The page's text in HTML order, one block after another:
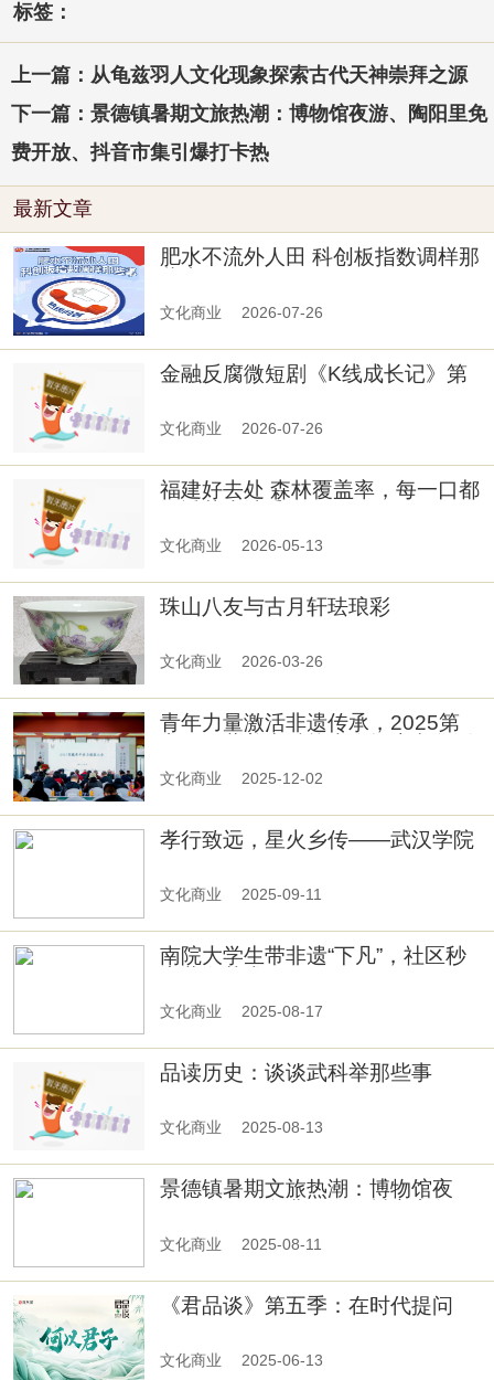
标签：
上一篇：从龟兹羽人文化现象探索古代天神崇拜之源
下一篇：景德镇暑期文旅热潮：博物馆夜游、陶阳里免
费开放、抖音市集引爆打卡热
最新文章
肥水不流外人田 科创板指数调样那
文化商业 2026-07-26
金融反腐微短剧《K线成长记》第
文化商业 2026-07-26
福建好去处 森林覆盖率，每一口都
文化商业 2026-05-13
珠山八友与古月轩珐琅彩
文化商业 2026-03-26
青年力量激活非遗传承，2025第
文化商业 2025-12-02
孝行致远，星火乡传——武汉学院
化传承之约
文化商业 2025-09-11
南院大学生带非遗“下凡”，社区秒
文化商业 2025-08-17
品读历史：谈谈武科举那些事
文化商业 2025-08-13
景德镇暑期文旅热潮：博物馆夜
文化商业 2025-08-11
《君品谈》第五季：在时代提问
文化商业 2025-06-13